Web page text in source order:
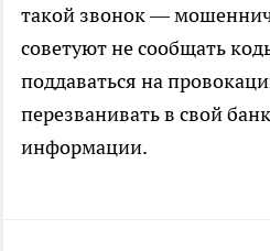
такой звонок —
советуют не сообщать
поддаваться на
перезванивать в свой
информации.